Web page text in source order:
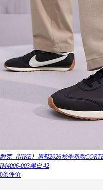
耐克（NIKE）男鞋2026秋季新款
IM4006-003黑白 42
0条评价